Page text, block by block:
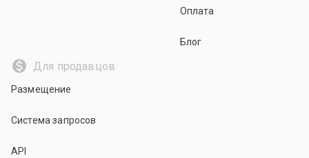
Оплата
Блог
Для продавцов
Размещение
Система запросов
API